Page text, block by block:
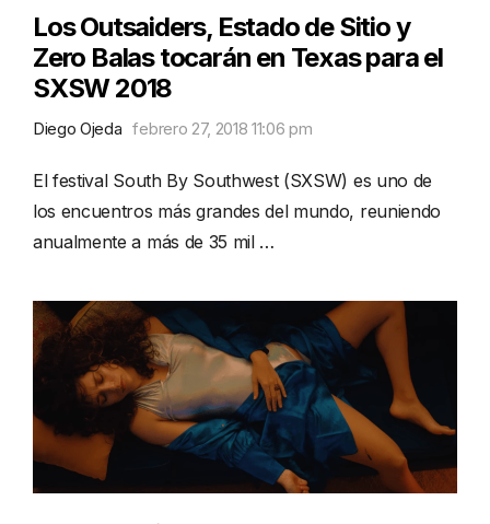
Los Outsaiders, Estado de Sitio y
Zero Balas tocarán en Texas para el
SXSW 2018
Diego Ojeda febrero 27, 2018 11:06 pm
El festival South By Southwest (SXSW) es uno de
los encuentros más grandes del mundo, reuniendo
anualmente a más de 35 mil …